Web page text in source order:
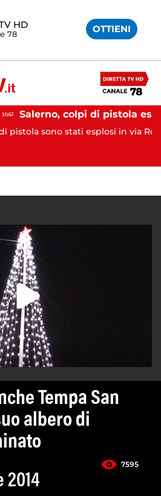
HD
78 OTTIENI
sono stati esplosi in via Rocco
Tempa San
albero di
7595